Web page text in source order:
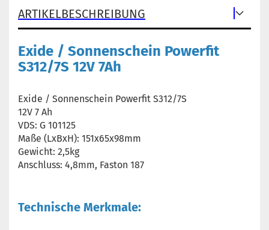
ARTIKELBESCHREIBUNG
Exide / Sonnenschein Powerfit
S312/7S 12V 7Ah
Exide / Sonnenschein Powerfit S312/7S
12V 7 Ah
VDS: G 101125
Maße (LxBxH): 151x65x98mm
Gewicht: 2,5kg
Anschluss: 4,8mm, Faston 187
Technische Merkmale: